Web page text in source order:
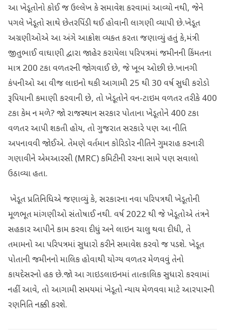
આ ખેડૂતોનો કોઈ જ ઉલ્લેખ કે સમાવેશ કરવામાં આવ્યો નથી, જેને
પગલે ખેડૂતો સાથે છેતરપિંડી થઈ હોવાની લાગણી વ્યાપી છે.ખેડૂત
અગ્રણીઓએ આ અંગે આક્રોશ વ્યક્ત કરતા જણાવ્યું હતું કે,મંત્રી
જીતુભાઈ વાઘાણી દ્વારા જાહેર કરાયેલા પરિપત્રમાં જમીનની કિંમતના
માત્ર 200 ટકા વળતરની જોગવાઈ છે, જે ખૂબ ઓછી છે.ખાનગી
કંપનીઓ આ વીજ લાઇનો થકી આગામી 25 થી 30 વર્ષ સુધી કરોડો
રૂપિયાની કમાણી કરવાની છે, તો ખેડૂતોને વન-ટાઇમ વળતર તરીકે 400
ટકા કેમ ન મળે? જો રાજસ્થાન સરકાર પોતાના ખેડૂતોને 400 ટકા
વળતર આપી શકતી હોય, તો ગુજરાત સરકારે પણ આ નીતિ
અપનાવવી જોઈએ. તેમણે વર્તમાન કોરિડોર નીતિને ગુમરાહ કરનારી
ગણાવીને એમઆરસી (MRC) કમિટીની રચના સામે પણ સવાલો
ઉઠાવ્યા હતા.
ખેડૂત પ્રતિનિધિએ જણાવ્યું કે, સરકારના નવા પરિપત્રથી ખેડૂતોની
મૂળભૂત માંગણીઓ સંતોષાઈ નથી. વર્ષ 2022 થી જે ખેડૂતોએ તંત્રને
સહકાર આપીને કામ કરવા દીધું અને લાઇન ચાલુ થવા દીધી, તે
તમામનો આ પરિપત્રમાં સુધારો કરીને સમાવેશ કરવો જ પડશે. ખેડૂત
પોતાની જમીનનો માલિક હોવાથી યોગ્ય વળતર મેળવવું તેનો
કાયદેસરનો હક છે.જો આ ગાઇડલાઇનમાં તાત્કાલિક સુધારો કરવામાં
નહીં આવે, તો આગામી સમયમાં ખેડૂતો ન્યાય મેળવવા માટે આરપારની
રણનિતિ નક્કી કરશે.